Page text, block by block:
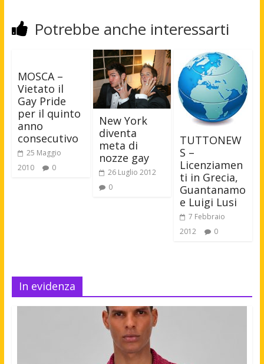
Potrebbe anche interessarti
MOSCA –
Vietato il
Gay Pride
per il quinto
anno
consecutivo
25 Maggio
2010
0
New York
diventa
meta di
nozze gay
26 Luglio 2012
0
TUTTONEW
S –
Licenziamen
ti in Grecia,
Guantanamo
e Luigi Lusi
7 Febbraio
2012
0
In evidenza